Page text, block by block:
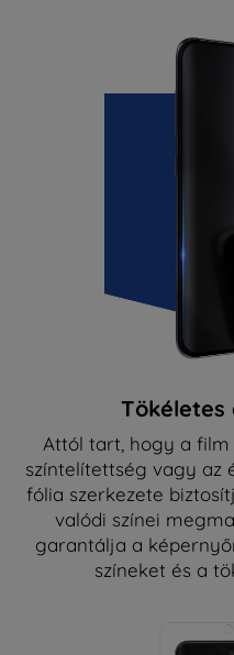
Attól tart, hogy a
színtelítettség vagy az
fólia szerkezete
valódi színei
garantálja a
színeket és a